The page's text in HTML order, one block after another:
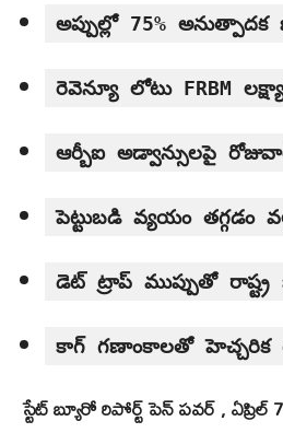
అప్పుల్లో 75% అనుత్పాదక
రెవెన్యూ లోటు FRBM
ఆర్బీఐ అడ్వాన్సులపై
పెట్టుబడి వ్యయం తగ్గడం
కాగ్ గణాంకాలతో హెచ్చరిక
స్టేట్ బ్యూరో రిపోర్ట్ పెన్ పవర్ , ఏప్రిల్